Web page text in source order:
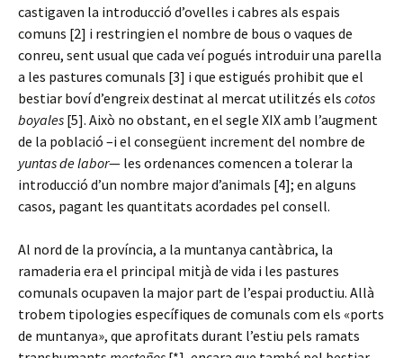
castigaven la introducció d’ovelles i cabres als espais
comuns [2] i restringien el nombre de bous o vaques de
conreu, sent usual que cada veí pogués introduir una parella
a les pastures comunals [3] i que estigués prohibit que el
bestiar boví d’engreix destinat al mercat utilitzés els cotos
boyales [5]. Això no obstant, en el segle XIX amb l’augment
de la població –i el consegüent increment del nombre de
yuntas de labor— les ordenances comencen a tolerar la
introducció d’un nombre major d’animals [4]; en alguns
casos, pagant les quantitats acordades pel consell.
Al nord de la província, a la muntanya cantàbrica, la
ramaderia era el principal mitjà de vida i les pastures
comunals ocupaven la major part de l’espai productiu. Allà
trobem tipologies específiques de comunals com els «ports
de muntanya», que aprofitats durant l’estiu pels ramats